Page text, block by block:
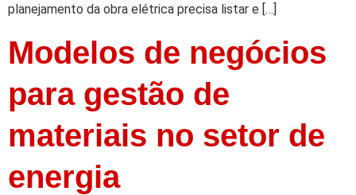
planejamento da obra elétrica precisa listar e […]
Modelos de negócios
para gestão de
materiais no setor de
energia